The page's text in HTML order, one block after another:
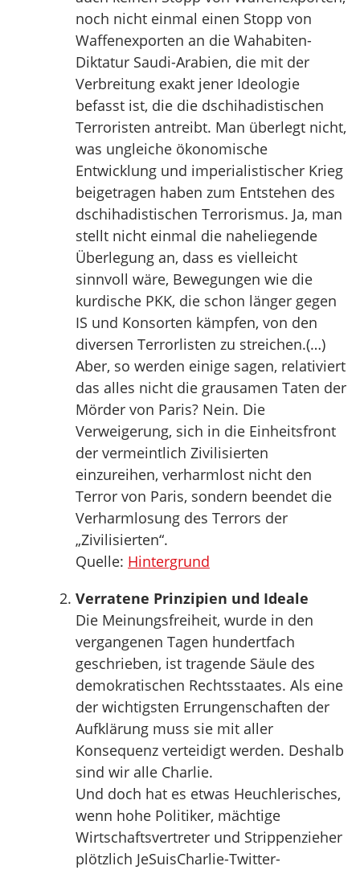
noch nicht einmal einen Stopp von
Waffenexporten an die Wahabiten-
Diktatur Saudi-Arabien, die mit der
Verbreitung exakt jener Ideologie
befasst ist, die die dschihadistischen
Terroristen antreibt. Man überlegt nicht,
was ungleiche ökonomische
Entwicklung und imperialistischer Krieg
beigetragen haben zum Entstehen des
dschihadistischen Terrorismus. Ja, man
stellt nicht einmal die naheliegende
Überlegung an, dass es vielleicht
sinnvoll wäre, Bewegungen wie die
kurdische PKK, die schon länger gegen
IS und Konsorten kämpfen, von den
diversen Terrorlisten zu streichen.(…)
Aber, so werden einige sagen, relativiert
das alles nicht die grausamen Taten der
Mörder von Paris? Nein. Die
Verweigerung, sich in die Einheitsfront
der vermeintlich Zivilisierten
einzureihen, verharmlost nicht den
Terror von Paris, sondern beendet die
Verharmlosung des Terrors der
„Zivilisierten“.
Quelle: Hintergrund
Verratene Prinzipien und Ideale
Die Meinungsfreiheit, wurde in den
vergangenen Tagen hundertfach
geschrieben, ist tragende Säule des
demokratischen Rechtsstaates. Als eine
der wichtigsten Errungenschaften der
Aufklärung muss sie mit aller
Konsequenz verteidigt werden. Deshalb
sind wir alle Charlie.
Und doch hat es etwas Heuchlerisches,
wenn hohe Politiker, mächtige
Wirtschaftsvertreter und Strippenzieher
plötzlich JeSuisCharlie-Twitter-